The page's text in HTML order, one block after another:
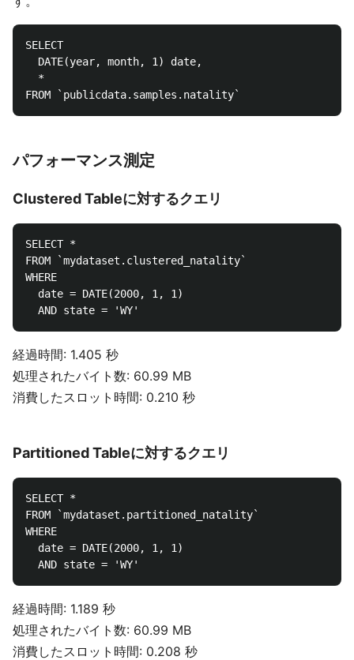
SELECT
  DATE(year, month, 1) date,
  *
パフォーマンス測定
Clustered Tableに対するクエリ
SELECT *
FROM `mydataset.clustered_natality`
WHERE
  date = DATE(2000, 1, 1)
経過時間: 1.405 秒
処理されたバイト数: 60.99 MB
消費したスロット時間: 0.210 秒
Partitioned Tableに対するクエリ
SELECT *
FROM `mydataset.partitioned_natality`
WHERE
  date = DATE(2000, 1, 1)
経過時間: 1.189 秒
処理されたバイト数: 60.99 MB
消費したスロット時間: 0.208 秒